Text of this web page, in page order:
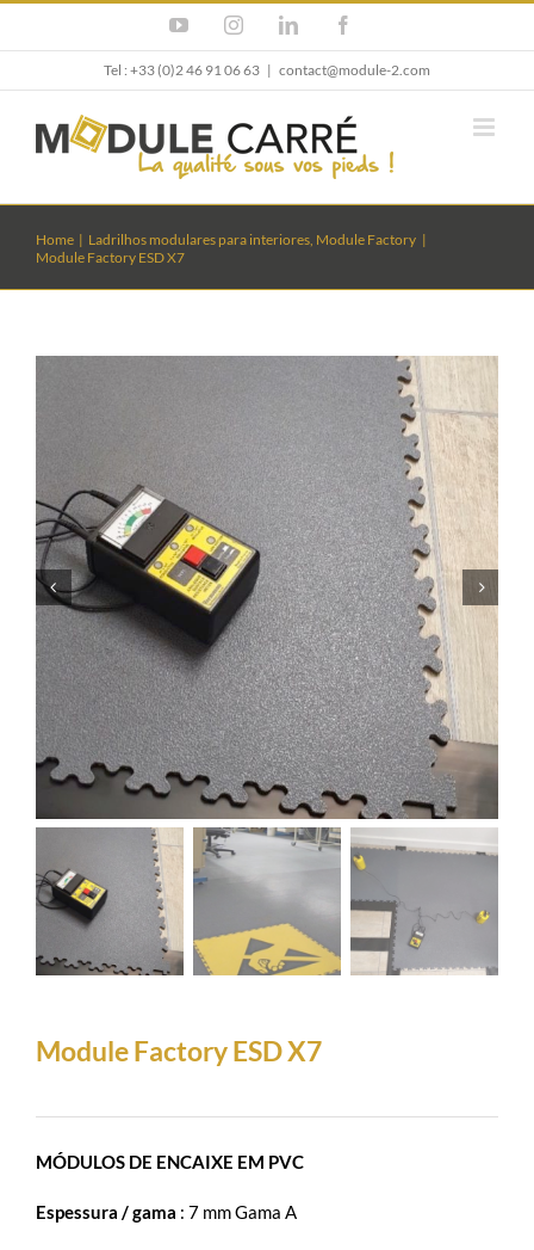
YouTubeInstagramLinkedIn
Tel : +33 (0)2 46 91 06 63 | contact@module-2.com
Home Ladrilhos modulares para interiores Module Factory
Module Factory ESD X7
Module Factory ESD X7
MÓDULOS DE ENCAIXE EM PVC
Espessura / gama : 7 mm Gama A